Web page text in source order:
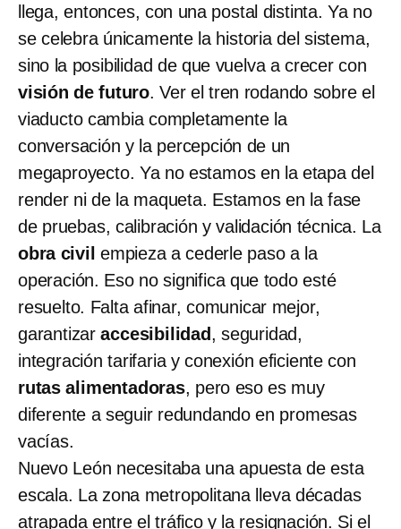
llega, entonces, con una postal distinta. Ya no
se celebra únicamente la historia del sistema,
sino la posibilidad de que vuelva a crecer con
visión de futuro. Ver el tren rodando sobre el
viaducto cambia completamente la
conversación y la percepción de un
megaproyecto. Ya no estamos en la etapa del
render ni de la maqueta. Estamos en la fase
de pruebas, calibración y validación técnica. La
obra civil empieza a cederle paso a la
operación. Eso no significa que todo esté
resuelto. Falta afinar, comunicar mejor,
garantizaraccesibilidad , seguridad,
integración tarifaria y conexión eficiente con
rutas alimentadoras, pero eso es muy
diferente a seguir redundando en promesas
vacías.
Nuevo León necesitaba una apuesta de esta
escala. La zona metropolitana lleva décadas
atrapada entre el tráfico y la resignación. Si el